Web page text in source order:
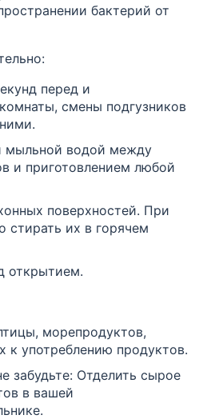
бактерий от
перед и
смены подгузников
мыльной водой между
и приготовлением любой
поверхностей. При
стирать их в горячем
открытием.
морепродуктов,
к употреблению продуктов.
забудьте: Отделить сырое
в вашей